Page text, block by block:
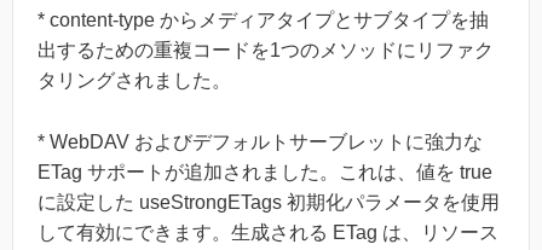
* content-type からメディアタイプとサブタイプを抽
出するための重複コードを1つのメソッドにリファク
タリングされました。
* WebDAV およびデフォルトサーブレットに強力な
ETag サポートが追加されました。これは、値を true
に設定した useStrongETags 初期化パラメータを使用
して有効にできます。生成される ETag は、リソース